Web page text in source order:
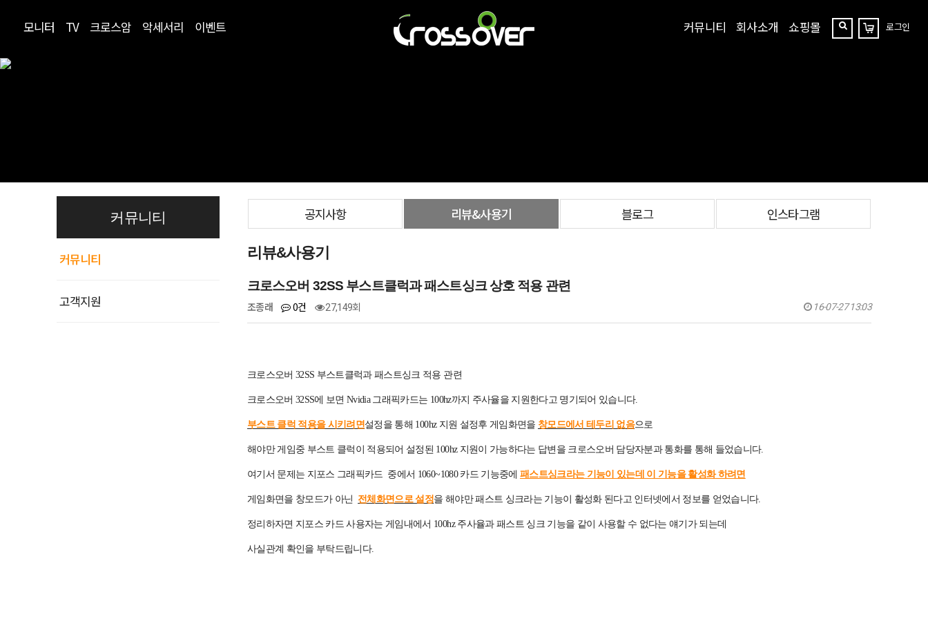
모니터 TV 크로스암 악세서리 이벤트 커뮤니티 회사소개 쇼핑몰
찾
장
바
로그인
커뮤니티
커뮤니티
고객지원
공지사항 리뷰&사용기 블로그 인스타그램
리뷰&사용기
크로스오버 32SS 부스트클럭과 패스트싱크 상호 적용 관련
조종래 0건 27,149회 16-07-27 13:03
크로스오버 32SS 부스트클럭과 패스트싱크 적용 관련
크로스오버 32SS에 보면 Nvidia 그래픽카드는 100hz까지 주사율을 지원한다고 명기되어 있습니다.
부스트 클럭 적용을 시키려면설정을 통해 100hz 지원 설정후 게임화면을 창모드에서 테두리 없음으로
해야만 게임중 부스트 클럭이 적용되어 설정된 100hz 지원이 가능하다는 답변을 크로스오버 담당자분과 통화를 통해 들었습니다.
여기서 문제는 지포스 그래픽카드 중에서 1060~1080 카드 기능중에 패스트싱크라는 기능이 있는데 이 기능을 활성화 하려면
게임화면을 창모드가 아닌 전체화면으로 설정을 해야만 패스트 싱크라는 기능이 활성화 된다고 인터넷에서 정보를 얻었습니다.
정리하자면 지포스 카드 사용자는 게임내에서 100hz 주사율과 패스트 싱크 기능을 같이 사용할 수 없다는 얘기가 되는데
사실관계 확인을 부탁드립니다.